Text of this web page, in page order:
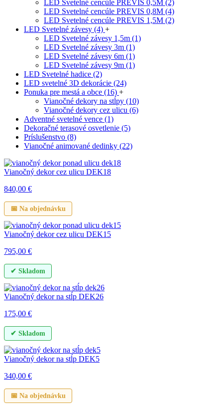
LED Svetelné cencúle PREVIS 0,5M (2)
LED Svetelné cencúle PREVIS 0,8M (4)
LED Svetelné cencúle PREVIS 1,5M (2)
LED Svetelné závesy (4) +
LED Svetelné závesy 1,5m (1)
LED Svetelné závesy 3m (1)
LED Svetelné závesy 6m (1)
LED Svetelné závesy 9m (1)
LED Svetelné hadice (2)
LED svetelné 3D dekorácie (24)
Ponuka pre mestá a obce (16) +
Vianočné dekory na stĺpy (10)
Vianočné dekory cez ulicu (6)
Adventné svetelné vence (1)
Dekoračné terasové osvetlenie (5)
Príslušenstvo (8)
Vianočné animované dedinky (22)
Vianočný dekor cez ulicu DEK18
840,00 €
📅 Na objednávku
Vianočný dekor cez ulicu DEK15
795,00 €
✔ Skladom
Vianočný dekor na stĺp DEK26
175,00 €
✔ Skladom
Vianočný dekor na stĺp DEK5
340,00 €
📅 Na objednávku